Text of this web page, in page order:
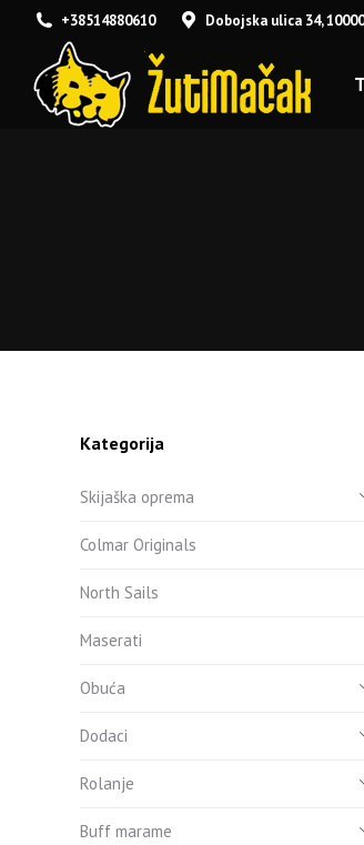
+38514880610 Dobojska ulica 34,
Kategorija
Skijaška oprema
Colmar Originals
North Sails
Maserati
Obuća
Dodaci
Rolanje
Buff marame